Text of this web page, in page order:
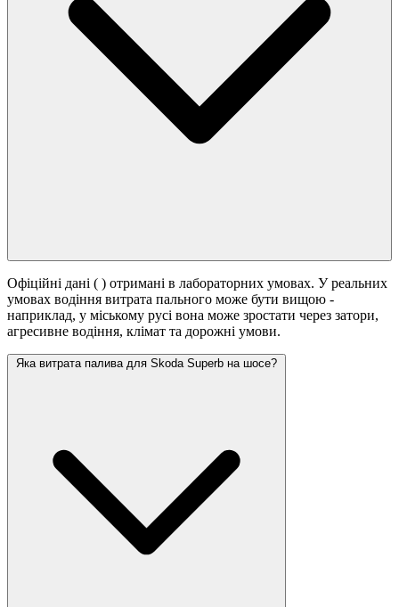
Офіційні дані ( ) отримані в лабораторних умовах. У реальних
умовах водіння витрата пального може бути вищою -
наприклад, у міському русі вона може зростати через затори,
агресивне водіння, клімат та дорожні умови.
Яка витрата палива для Skoda Superb на шосе?